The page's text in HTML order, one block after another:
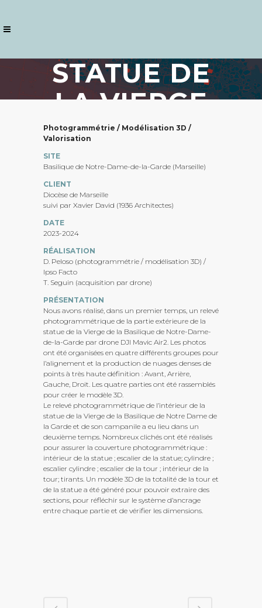
STATUE DE
LA VIERGE
(BASILIQUE
DE NOTRE-
DAME-DE-
LA-GARDE)
Photogrammétrie / Modélisation 3D /
Valorisation
SITE
Basilique de Notre-Dame-de-la-Garde (Marseille)
CLIENT
Diocèse de Marseille
suivi par Xavier David (1936 Architectes)
DATE
2023-2024
RÉALISATION
D. Peloso (photogrammétrie / modélisation 3D) /
Ipso Facto
T. Seguin (acquisition par drone)
PRÉSENTATION
Nous avons réalisé, dans un premier temps, un relevé
photogrammétrique de la partie extérieure de la
statue de la Vierge de la Basilique de Notre-Dame-
de-la-Garde par drone DJI Mavic Air2. Les photos
ont été organisées en quatre différents groupes pour
l’alignement et la production de nuages denses de
points à très haute définition : Avant, Arrière,
Gauche, Droit. Les quatre parties ont été rassemblés
pour créer le modèle 3D.
Le relevé photogrammétrique de l’intérieur de la
statue de la Vierge de la Basilique de Notre Dame de
la Garde et de son campanile a eu lieu dans un
deuxième temps. Nombreux clichés ont été réalisés
pour assurer la couverture photogrammétrique :
intérieur de la statue ; escalier de la statue; cylindre ;
escalier cylindre ; escalier de la tour ; intérieur de la
tour; tirants. Un modèle 3D de la totalité de la tour et
de la statue a été généré pour pouvoir extraire des
sections, pour réfléchir sur le système d’ancrage
entre chaque partie et de vérifier les dimensions.